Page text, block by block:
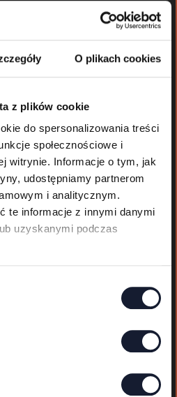
O plikach cookies
z plików cookie
do spersonalizowania treści
społecznościowe i
witrynie. Informacje o tym, jak
udostępniamy partnerom
i analitycznym.
te informacje z innymi danymi
uzyskanymi podczas
Skavsta,
Malmo
Alesund, Bergen,